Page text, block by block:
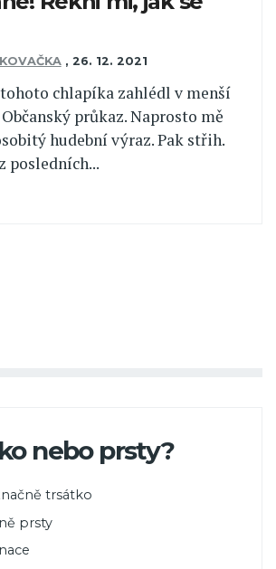
, 26. 12. 2021
chlapíka zahlédl v menší
průkaz. Naprosto mě
hudební výraz. Pak střih.
posledních...
nebo prsty?
trsátko
prsty